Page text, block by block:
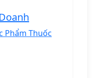
Phẩm Thuốc